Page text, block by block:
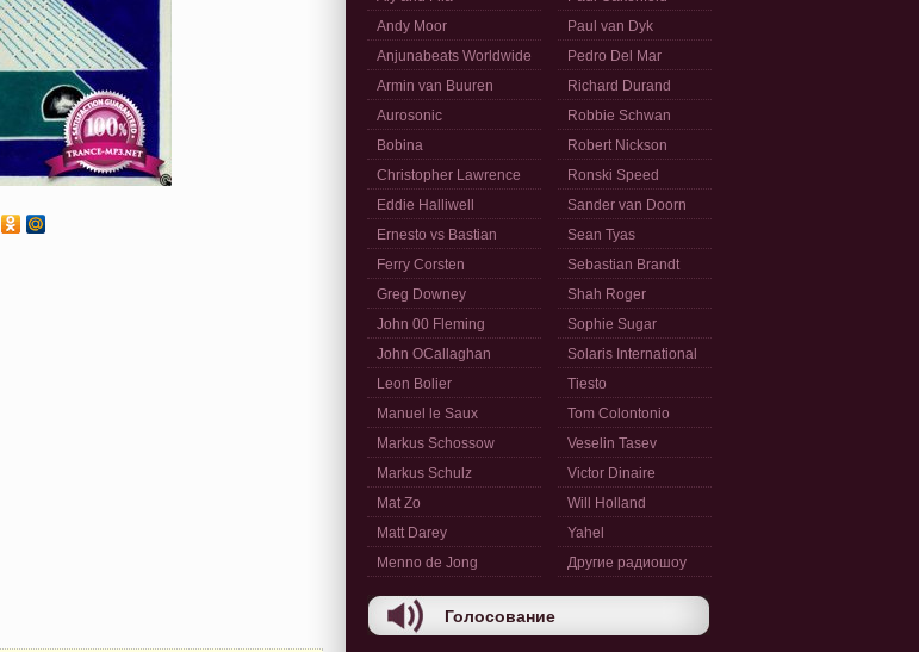
Andy Moor
Anjunabeats Worldwide
Armin van Buuren
Aurosonic
Bobina
Christopher Lawrence
Eddie Halliwell
Ernesto vs Bastian
Ferry Corsten
Greg Downey
John 00 Fleming
John OCallaghan
Leon Bolier
Manuel le Saux
Markus Schossow
Markus Schulz
Mat Zo
Matt Darey
Menno de Jong
Paul van Dyk
Pedro Del Mar
Richard Durand
Robbie Schwan
Robert Nickson
Ronski Speed
Sander van Doorn
Sean Tyas
Sebastian Brandt
Shah Roger
Sophie Sugar
Solaris International
Tiesto
Tom Colontonio
Veselin Tasev
Victor Dinaire
Will Holland
Yahel
Другие радиошоу
Голосование